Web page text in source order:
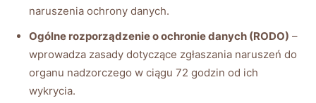
naruszenia ochrony danych.
Ogólne rozporządzenie o⁤ ochronie danych (RODO) –
wprowadza ​zasady‍ dotyczące zgłaszania naruszeń do
organu nadzorczego w ciągu 72 godzin od ich​
wykrycia.